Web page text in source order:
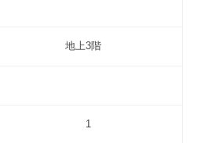
地上3階
1